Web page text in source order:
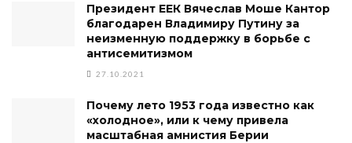
Президент ЕЕК Вячеслав Моше Кантор
благодарен Владимиру Путину за
неизменную поддержку в борьбе с
антисемитизмом
27.10.2021
Почему лето 1953 года известно как
«холодное», или к чему привела
масштабная амнистия Берии